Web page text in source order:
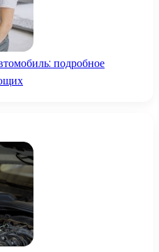
подробное